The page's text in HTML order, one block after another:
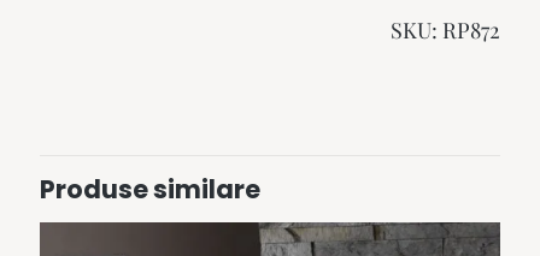
SKU: RP872
Produse similare